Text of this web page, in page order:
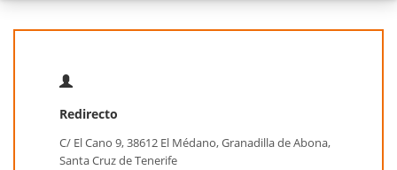
Redirecto
C/ El Cano 9, 38612 El Médano, Granadilla de Abona,
Santa Cruz de Tenerife